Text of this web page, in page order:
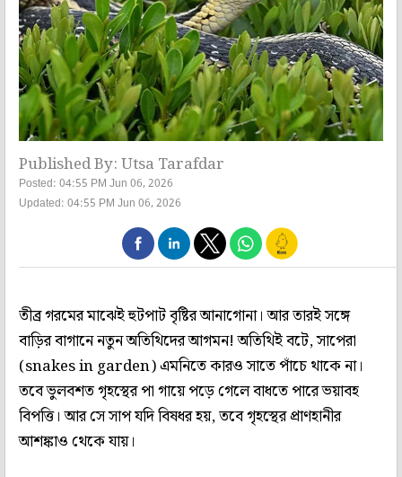
Published By: Utsa Tarafdar
Posted: 04:55 PM Jun 06, 2026
Updated: 04:55 PM Jun 06, 2026
তীব্র গরমের মাঝেই হুটপাট বৃষ্টির আনাগোনা। আর তারই সঙ্গে
বাড়ির বাগানে নতুন অতিথিদের আগমন! অতিথিই বটে, সাপেরা
(snakes in garden) এমনিতে কারও সাতে পাঁচে থাকে না।
তবে ভুলবশত গৃহস্থের পা গায়ে পড়ে গেলে বাধতে পারে ভয়াবহ
বিপত্তি। আর সে সাপ যদি বিষধর হয়, তবে গৃহস্থের প্রাণহানীর
আশঙ্কাও থেকে যায়।